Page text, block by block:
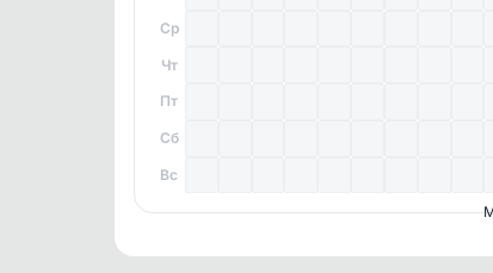
Ср
Чт
Пт
Сб
Вс